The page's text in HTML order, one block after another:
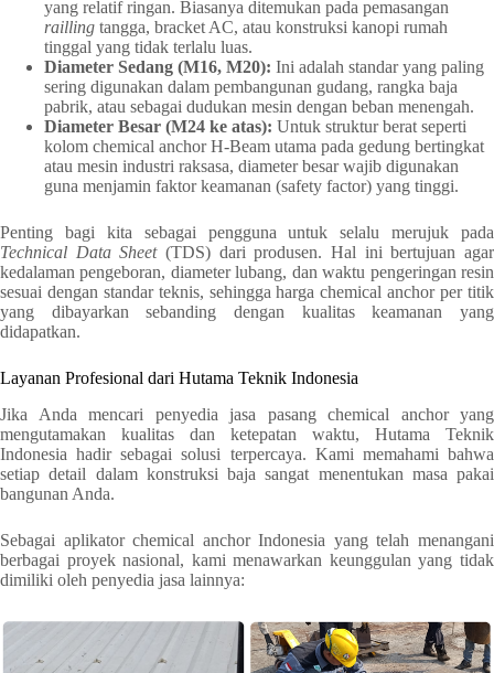
yang relatif ringan. Biasanya ditemukan pada pemasangan
railling tangga, bracket AC, atau konstruksi kanopi rumah
tinggal yang tidak terlalu luas.
Diameter Sedang (M16, M20): Ini adalah standar yang paling
sering digunakan dalam pembangunan gudang, rangka baja
pabrik, atau sebagai dudukan mesin dengan beban menengah.
Diameter Besar (M24 ke atas): Untuk struktur berat seperti
kolom chemical anchor H-Beam utama pada gedung bertingkat
atau mesin industri raksasa, diameter besar wajib digunakan
guna menjamin faktor keamanan (safety factor) yang tinggi.
Penting bagi kita sebagai pengguna untuk selalu merujuk pada
Technical Data Sheet(TDS) dari produsen. Hal ini bertujuan agar
kedalaman pengeboran, diameter lubang, dan waktu pengeringan resin
sesuai dengan standar teknis, sehingga harga chemical anchor per titik
yang dibayarkan sebanding dengan kualitas keamanan yang
didapatkan.
Layanan Profesional dari Hutama Teknik Indonesia
Jika Anda mencari penyedia jasa pasang chemical anchor yang
mengutamakan kualitas dan ketepatan waktu, Hutama Teknik
Indonesia hadir sebagai solusi terpercaya. Kami memahami bahwa
setiap detail dalam konstruksi baja sangat menentukan masa pakai
bangunan Anda.
Sebagai aplikator chemical anchor Indonesia yang telah menangani
berbagai proyek nasional, kami menawarkan keunggulan yang tidak
dimiliki oleh penyedia jasa lainnya: